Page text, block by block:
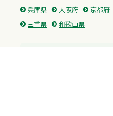
兵庫県 大阪府 京都府
三重県
和歌山県